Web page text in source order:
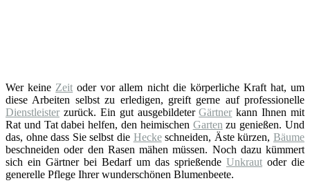
Wer keine Zeit oder vor allem nicht die körperliche Kraft hat, um
diese Arbeiten selbst zu erledigen, greift gerne auf professionelle
Dienstleister zurück. Ein gut ausgebildeterGärtner kann Ihnen mit
Rat und Tat dabei helfen, den heimischen Garten zu genießen. Und
das, ohne dass Sie selbst die Heckeschneiden, Äste kürzen,Bäume
beschneiden oder den Rasen mähen müssen. Noch dazu kümmert
sich ein Gärtner bei Bedarf um das sprießende Unkraut oder die
generelle Pflege Ihrer wunderschönen Blumenbeete.